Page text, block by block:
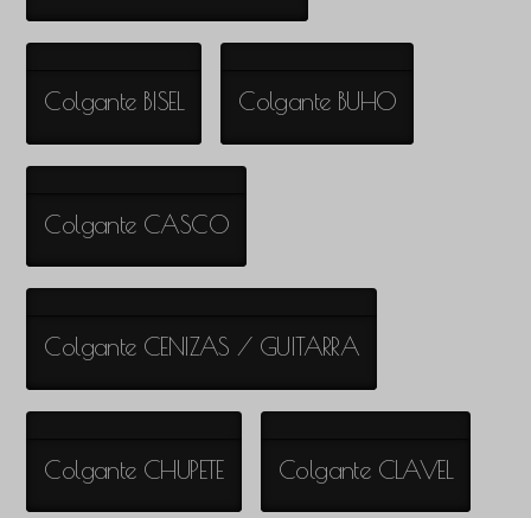
Colgante BISEL Colgante BUHO
Colgante CASCO
Colgante CENIZAS / GUITARRA
Colgante CHUPETE Colgante CLAVEL